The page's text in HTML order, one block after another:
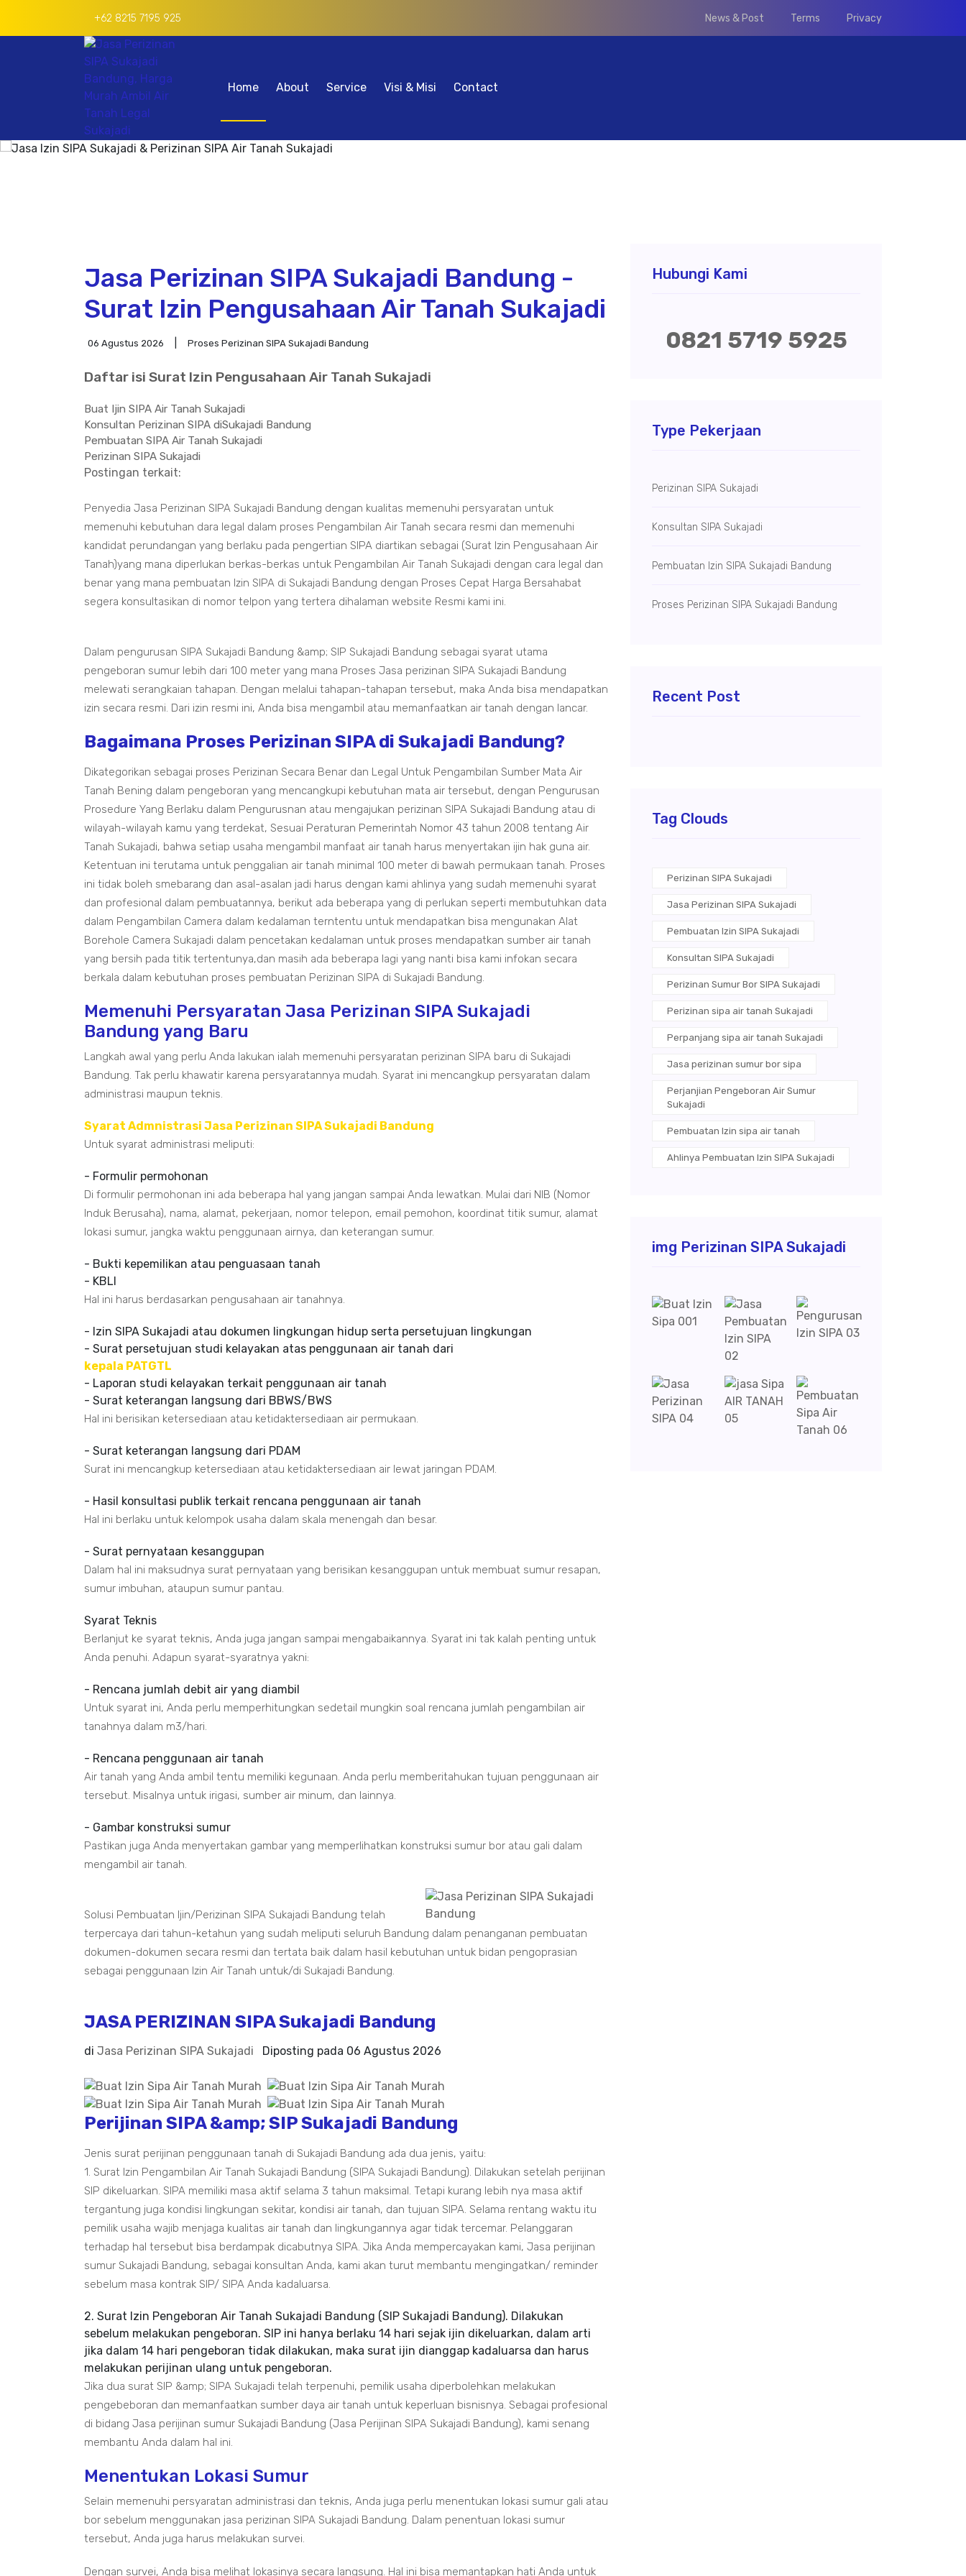
+62 8215 7195 925 News & Post Terms Privacy
Home About Service Visi & Misi Contact
Jasa Perizinan SIPA Sukajadi Bandung -
Surat Izin Pengusahaan Air Tanah Sukajadi
06 Agustus 2026 Proses Perizinan SIPA Sukajadi Bandung
Daftar isi Surat Izin Pengusahaan Air Tanah Sukajadi
Buat Ijin SIPA Air Tanah Sukajadi
Konsultan Perizinan SIPA diSukajadi Bandung
Pembuatan SIPA Air Tanah Sukajadi
Perizinan SIPA Sukajadi
Postingan terkait:
Penyedia Jasa Perizinan SIPA Sukajadi Bandung dengan kualitas memenuhi persyaratan untuk
memenuhi kebutuhan dara legal dalam proses Pengambilan Air Tanah secara resmi dan memenuhi
kandidat perundangan yang berlaku pada pengertian SIPA diartikan sebagai (Surat Izin Pengusahaan Air
Tanah)yang mana diperlukan berkas-berkas untuk Pengambilan Air Tanah Sukajadi dengan cara legal dan
benar yang mana pembuatan Izin SIPA di Sukajadi Bandung dengan Proses Cepat Harga Bersahabat
segera konsultasikan di nomor telpon yang tertera dihalaman website Resmi kami ini.
Dalam pengurusan SIPA Sukajadi Bandung &amp; SIP Sukajadi Bandung sebagai syarat utama
pengeboran sumur lebih dari 100 meter yang mana Proses Jasa perizinan SIPA Sukajadi Bandung
melewati serangkaian tahapan. Dengan melalui tahapan-tahapan tersebut, maka Anda bisa mendapatkan
izin secara resmi. Dari izin resmi ini, Anda bisa mengambil atau memanfaatkan air tanah dengan lancar.
Bagaimana Proses Perizinan SIPA di Sukajadi Bandung?
Dikategorikan sebagai proses Perizinan Secara Benar dan Legal Untuk Pengambilan Sumber Mata Air
Tanah Bening dalam pengeboran yang mencangkupi kebutuhan mata air tersebut, dengan Pengurusan
Prosedure Yang Berlaku dalam Pengurusnan atau mengajukan perizinan SIPA Sukajadi Bandung atau di
wilayah-wilayah kamu yang terdekat, Sesuai Peraturan Pemerintah Nomor 43 tahun 2008 tentang Air
Tanah Sukajadi, bahwa setiap usaha mengambil manfaat air tanah harus menyertakan ijin hak guna air.
Ketentuan ini terutama untuk penggalian air tanah minimal 100 meter di bawah permukaan tanah. Proses
ini tidak boleh smebarang dan asal-asalan jadi harus dengan kami ahlinya yang sudah memenuhi syarat
dan profesional dalam pembuatannya, berikut ada beberapa yang di perlukan seperti membutuhkan data
dalam Pengambilan Camera dalam kedalaman terntentu untuk mendapatkan bisa mengunakan Alat
Borehole Camera Sukajadi dalam pencetakan kedalaman untuk proses mendapatkan sumber air tanah
yang bersih pada titik tertentunya,dan masih ada beberapa lagi yang nanti bisa kami infokan secara
berkala dalam kebutuhan proses pembuatan Perizinan SIPA di Sukajadi Bandung.
Memenuhi Persyaratan Jasa Perizinan SIPA Sukajadi
Bandung yang Baru
Langkah awal yang perlu Anda lakukan ialah memenuhi persyaratan perizinan SIPA baru di Sukajadi
Bandung. Tak perlu khawatir karena persyaratannya mudah. Syarat ini mencangkup persyaratan dalam
administrasi maupun teknis.
Syarat Admnistrasi Jasa Perizinan SIPA Sukajadi Bandung
Untuk syarat administrasi meliputi:
- Formulir permohonan
Di formulir permohonan ini ada beberapa hal yang jangan sampai Anda lewatkan. Mulai dari NIB (Nomor
Induk Berusaha), nama, alamat, pekerjaan, nomor telepon, email pemohon, koordinat titik sumur, alamat
lokasi sumur, jangka waktu penggunaan airnya, dan keterangan sumur.
- Bukti kepemilikan atau penguasaan tanah
- KBLI
Hal ini harus berdasarkan pengusahaan air tanahnya.
- Izin SIPA Sukajadi atau dokumen lingkungan hidup serta persetujuan lingkungan
- Surat persetujuan studi kelayakan atas penggunaan air tanah dari
kepala PATGTL
- Laporan studi kelayakan terkait penggunaan air tanah
- Surat keterangan langsung dari BBWS/BWS
Hal ini berisikan ketersediaan atau ketidaktersediaan air permukaan.
- Surat keterangan langsung dari PDAM
Surat ini mencangkup ketersediaan atau ketidaktersediaan air lewat jaringan PDAM.
- Hasil konsultasi publik terkait rencana penggunaan air tanah
Hal ini berlaku untuk kelompok usaha dalam skala menengah dan besar.
- Surat pernyataan kesanggupan
Dalam hal ini maksudnya surat pernyataan yang berisikan kesanggupan untuk membuat sumur resapan,
sumur imbuhan, ataupun sumur pantau.
Syarat Teknis
Berlanjut ke syarat teknis, Anda juga jangan sampai mengabaikannya. Syarat ini tak kalah penting untuk
Anda penuhi. Adapun syarat-syaratnya yakni:
- Rencana jumlah debit air yang diambil
Untuk syarat ini, Anda perlu memperhitungkan sedetail mungkin soal rencana jumlah pengambilan air
tanahnya dalam m3/hari.
- Rencana penggunaan air tanah
Air tanah yang Anda ambil tentu memiliki kegunaan. Anda perlu memberitahukan tujuan penggunaan air
tersebut. Misalnya untuk irigasi, sumber air minum, dan lainnya.
- Gambar konstruksi sumur
Pastikan juga Anda menyertakan gambar yang memperlihatkan konstruksi sumur bor atau gali dalam
mengambil air tanah.
Solusi Pembuatan Ijin/Perizinan SIPA Sukajadi Bandung telah
terpercaya dari tahun-ketahun yang sudah meliputi seluruh Bandung dalam penanganan pembuatan
dokumen-dokumen secara resmi dan tertata baik dalam hasil kebutuhan untuk bidan pengoprasian
sebagai penggunaan Izin Air Tanah untuk/di Sukajadi Bandung.
JASA PERIZINAN SIPA Sukajadi Bandung
di Jasa Perizinan SIPA Sukajadi Diposting pada 06 Agustus 2026
Perijinan SIPA &amp; SIP Sukajadi Bandung
Jenis surat perijinan penggunaan tanah di Sukajadi Bandung ada dua jenis, yaitu:
1. Surat Izin Pengambilan Air Tanah Sukajadi Bandung (SIPA Sukajadi Bandung). Dilakukan setelah perijinan
SIP dikeluarkan. SIPA memiliki masa aktif selama 3 tahun maksimal. Tetapi kurang lebih nya masa aktif
tergantung juga kondisi lingkungan sekitar, kondisi air tanah, dan tujuan SIPA. Selama rentang waktu itu
pemilik usaha wajib menjaga kualitas air tanah dan lingkungannya agar tidak tercemar. Pelanggaran
terhadap hal tersebut bisa berdampak dicabutnya SIPA. Jika Anda mempercayakan kami, Jasa perijinan
sumur Sukajadi Bandung, sebagai konsultan Anda, kami akan turut membantu mengingatkan/ reminder
sebelum masa kontrak SIP/ SIPA Anda kadaluarsa.
2. Surat Izin Pengeboran Air Tanah Sukajadi Bandung (SIP Sukajadi Bandung). Dilakukan
sebelum melakukan pengeboran. SIP ini hanya berlaku 14 hari sejak ijin dikeluarkan, dalam arti
jika dalam 14 hari pengeboran tidak dilakukan, maka surat ijin dianggap kadaluarsa dan harus
melakukan perijinan ulang untuk pengeboran.
Jika dua surat SIP &amp; SIPA Sukajadi telah terpenuhi, pemilik usaha diperbolehkan melakukan
pengebeboran dan memanfaatkan sumber daya air tanah untuk keperluan bisnisnya. Sebagai profesional
di bidang Jasa perijinan sumur Sukajadi Bandung (Jasa Perijinan SIPA Sukajadi Bandung), kami senang
membantu Anda dalam hal ini.
Menentukan Lokasi Sumur
Selain memenuhi persyaratan administrasi dan teknis, Anda juga perlu menentukan lokasi sumur gali atau
bor sebelum menggunakan jasa perizinan SIPA Sukajadi Bandung. Dalam penentuan lokasi sumur
tersebut, Anda juga harus melakukan survei.
Dengan survei, Anda bisa melihat lokasinya secara langsung. Hal ini bisa memantapkan hati Anda untuk
Hubungi Kami
0821 5719 5925
Type Pekerjaan
Perizinan SIPA Sukajadi
Konsultan SIPA Sukajadi
Pembuatan Izin SIPA Sukajadi Bandung
Proses Perizinan SIPA Sukajadi Bandung
Recent Post
Tag Clouds
Perizinan SIPA Sukajadi
Jasa Perizinan SIPA Sukajadi
Pembuatan Izin SIPA Sukajadi
Konsultan SIPA Sukajadi
Perizinan Sumur Bor SIPA Sukajadi
Perizinan sipa air tanah Sukajadi
Perpanjang sipa air tanah Sukajadi
Jasa perizinan sumur bor sipa
Perjanjian Pengeboran Air Sumur
Sukajadi
Pembuatan Izin sipa air tanah
Ahlinya Pembuatan Izin SIPA Sukajadi
img Perizinan SIPA Sukajadi